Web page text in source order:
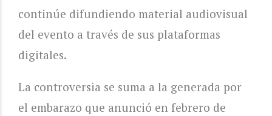
continúe difundiendo material audiovisual
del evento a través de sus plataformas
digitales.
La controversia se suma a la generada por
el embarazo que anunció en febrero de